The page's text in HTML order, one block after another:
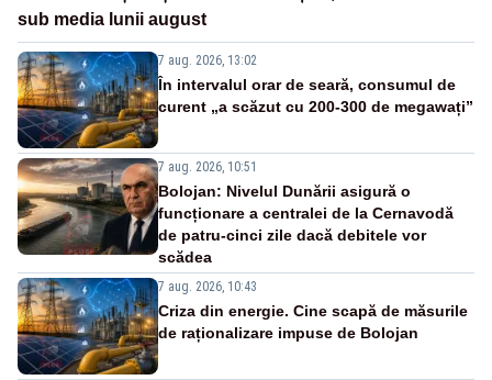
sub media lunii august
7 aug. 2026, 13:02
În intervalul orar de seară, consumul de
curent „a scăzut cu 200-300 de megawați”
7 aug. 2026, 10:51
Bolojan: Nivelul Dunării asigură o
funcționare a centralei de la Cernavodă
de patru-cinci zile dacă debitele vor
scădea
7 aug. 2026, 10:43
Criza din energie. Cine scapă de măsurile
de raționalizare impuse de Bolojan